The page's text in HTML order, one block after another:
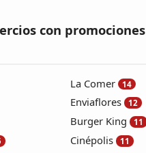
con promociones
La Comer 14
Enviaflores 12
Burger King 11
Cinépolis 11